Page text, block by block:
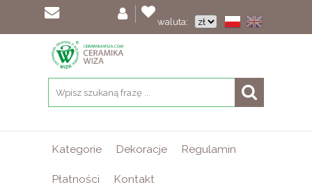
waluta:
Kategorie Dekoracje Regulamin
Płatności Kontakt